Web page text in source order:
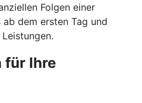
Folgen einer
dem ersten Tag und
für Ihre